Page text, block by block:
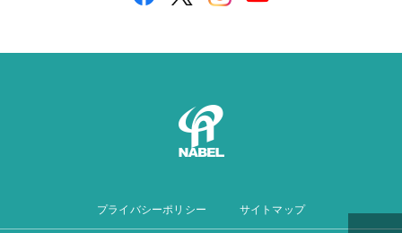
プライバシーポリシー サイトマップ